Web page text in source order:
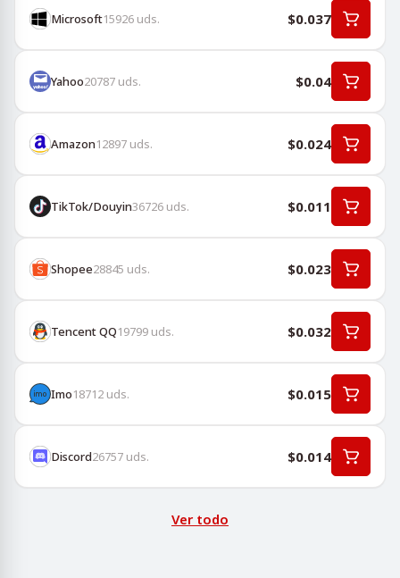
Microsoft15926 uds. $0.037
Yahoo20787 uds. $0.04
Amazon12897 uds. $0.024
TikTok/Douyin36726 uds. $0.011
Shopee28845 uds. $0.023
Tencent QQ19799 uds. $0.032
Imo18712 uds. $0.015
Discord26757 uds. $0.014
Ver todo